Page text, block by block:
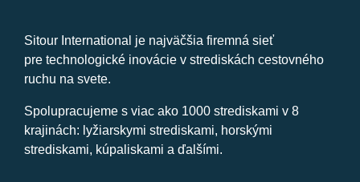
Sitour International je najväčšia firemná sieť
pre technologické inovácie v strediskách cestovného
ruchu na svete.
Spolupracujeme s viac ako 1000 strediskami v 8
krajinách: lyžiarskymi strediskami, horskými
strediskami, kúpaliskami a ďalšími.